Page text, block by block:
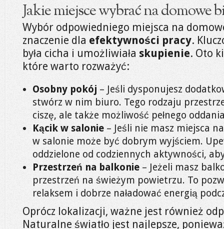
Jakie miejsce wybrać na domowe
Wybór odpowiedniego miejsca na
znaczenie dla efektywności pracy.
była cicha i umożliwiała skupienie. Oto
które warto rozważyć:
Osobny pokój – Jeśli dysponujesz
stwórz w nim biuro. Tego rodzaju
ciszę, ale także możliwość pełnego
Kącik w salonie – Jeśli nie masz miejsca
w salonie może być dobrym wyjściem.
oddzielone od codziennych aktywności,
Przestrzeń na balkonie – Jeżeli masz
przestrzeń na świeżym powietrzu. To
relaksem i dobrze naładować energią
Oprócz lokalizacji, ważne jest również
Naturalne światło jest najlepsze,